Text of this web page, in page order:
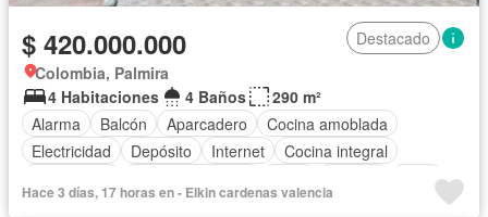
$ 420.000.000
Destacado
Colombia, Palmira
4 Habitaciones
4 Baños
290 m²
Alarma
Balcón Aparcadero
Cocina amoblada
Electricidad
Depósito Internet
Cocina integral
Vigilante
Barbecue
Hace 3 días, 17 horas en - Elkin cardenas valencia